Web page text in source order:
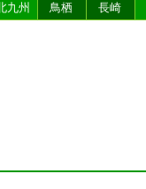
九州 鳥栖 長崎